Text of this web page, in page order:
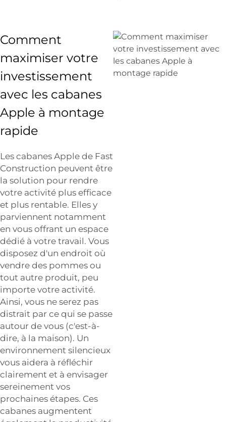
Comment
maximiser votre
investissement
avec les cabanes
Apple à montage
rapide
Les cabanes Apple de Fast
Construction peuvent être
la solution pour rendre
votre activité plus efficace
et plus rentable. Elles y
parviennent notamment
en vous offrant un espace
dédié à votre travail. Vous
disposez d'un endroit où
vendre des pommes ou
tout autre produit, peu
importe votre activité.
Ainsi, vous ne serez pas
distrait par ce qui se passe
autour de vous (c'est-à-
dire, à la maison). Un
environnement silencieux
vous aidera à réfléchir
clairement et à envisager
sereinement vos
prochaines étapes. Ces
cabanes augmentent